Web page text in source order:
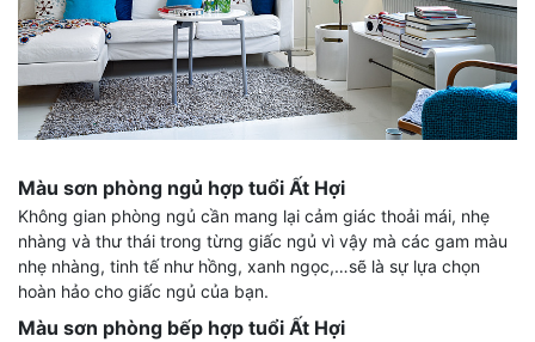
Màu sơn phòng ngủ hợp tuổi Ất Hợi
Không gian phòng ngủ cần mang lại cảm giác thoải mái, nhẹ
nhàng và thư thái trong từng giấc ngủ vì vậy mà các gam màu
nhẹ nhàng, tinh tế như hồng, xanh ngọc,…sẽ là sự lựa chọn
hoàn hảo cho giấc ngủ của bạn.
Màu sơn phòng bếp hợp tuổi Ất Hợi